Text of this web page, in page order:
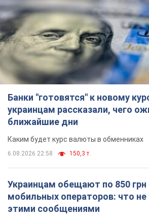
украинцам рассказали, чего
ближайшие дни
Каким будет курс валюты в обменниках
6.08.2026 22:58 150,3 т.
Украинцам обещают по 850 грн
мобильных операторов: что не
этими сообщениями
Как не попасть в ловушку мошенников
6.08.2026 21:02 15,1 т.
Самый дорогой футболист
"Динамо" забил "Карабаху" уже
10-й минуте матча. Видео
Поединок проходит в Польше